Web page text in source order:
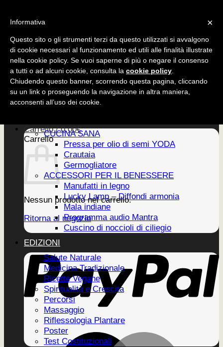
ACCESSORI
CUCINA SANA
ACCESSORI
EDIZIONI
Carrello /0,00€
Carrello
Nessun prodotto nel carrello.
Ritorna al negozio
Home
CUCINA SANA
Pressa per olio di semi YODA
Crautaia
Germogliatore
ACCESSORI PER IL BENESSERE
Manufatti in legno
Lucky Lamp – Diffondi armonia
Mala indiane
Programma audio Mantra
Cuscino di noccioli di ciliegio
EDIZIONI
Salute Naturale
Medicina Tradizionale
Ricette Vegane
Spiritualità e Crescita
Percorsi
Massaggio
Riflessologia Plantare
Poster
Test Costituzionali
×
Informativa
Questo sito o gli strumenti terzi da questo utilizzati si avvalgono
di cookie necessari al funzionamento ed utili alle finalità illustrate
nella cookie policy. Se vuoi saperne di più o negare il consenso
a tutti o ad alcuni cookie, consulta la cookie policy
Chiudendo questo banner, scorrendo questa pagina, cliccando
su un link o proseguendo la navigazione in altra maniera,
acconsenti all’uso dei cookie.